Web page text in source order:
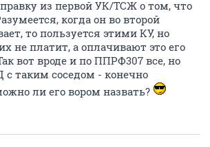
из первой УК/ТСЖ о том, что
когда он во второй
то пользуется этими КУ, но
не платит, а оплачивают это его
вот вроде и по ППРФ307 все, но
таким соседом - конечно
ли его вором назвать?